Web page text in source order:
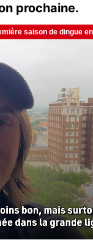
prochaine.